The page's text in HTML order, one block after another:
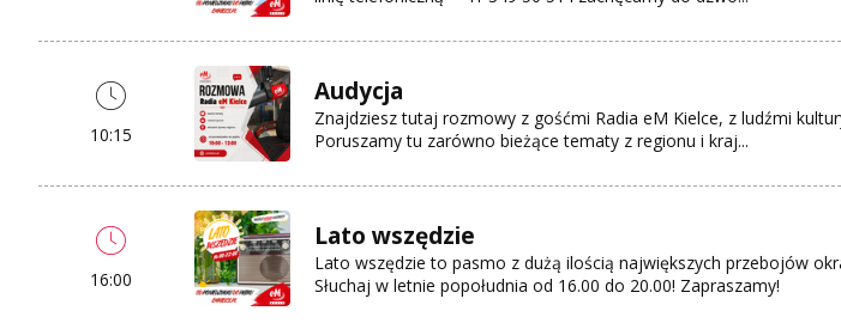
10:15
Audycja
Znajdziesz tutaj rozmowy z gośćmi Radia eM Kielce, z ludźmi
Poruszamy tu zarówno bieżące tematy z regionu i kraj...
16:00
Lato wszędzie
Lato wszędzie to pasmo z dużą ilością największych przebojów
Słuchaj w letnie popołudnia od 16.00 do 20.00! Zapraszamy!